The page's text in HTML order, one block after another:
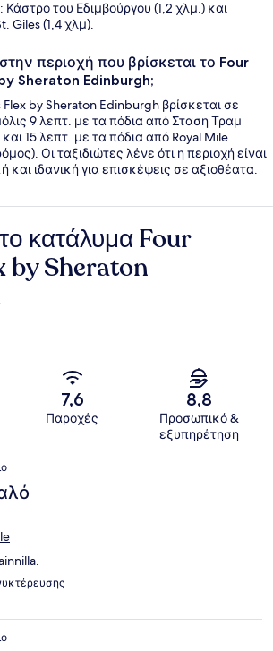
Κάστρο του Εδιμβούργου (1,2 χλμ.) και
Giles (1,4 χλμ).
περιοχή που βρίσκεται το Four
Sheraton Edinburgh;
Flex by Sheraton Edinburgh βρίσκεται σε
9 λεπτ. με τα πόδια από Σταση Τραμ
15 λεπτ. με τα πόδια από Royal Mile
Οι ταξιδιώτες λένε ότι η περιοχή είναι
και ιδανική για επισκέψεις σε αξιοθέατα.
κατάλυμα Four
by Sheraton
7,6
Παροχές
8,8
Προσωπικό &
εξυπηρέτηση